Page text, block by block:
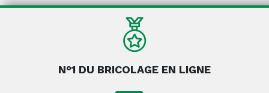
N°1 DU BRICOLAGE EN LIGNE